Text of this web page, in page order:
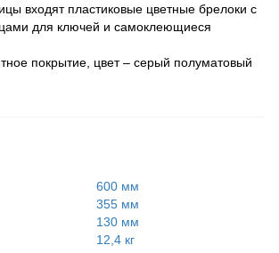
входят пластиковые цветные брелоки с
для ключей и самоклеющиеся
покрытие, цвет – серый полуматовый
600 мм
355 мм
130 мм
12,4 кг